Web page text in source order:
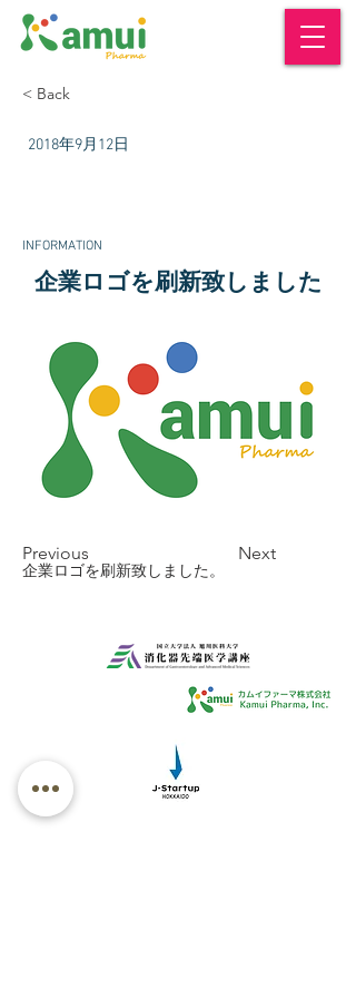
< Back
2018年9月12日
INFORMATION
企業ロゴを刷新致しました
Previous Next
企業ロゴを刷新致しました。